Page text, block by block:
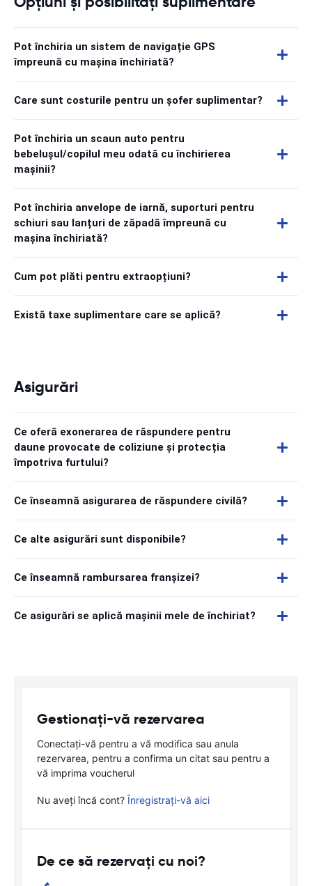
Pot închiria un sistem de navigație GPS
împreună cu mașina închiriată?
Care sunt costurile pentru un șofer suplimentar?
Pot închiria un scaun auto pentru
bebelușul/copilul meu odată cu închirierea
mașinii?
Pot închiria anvelope de iarnă, suporturi pentru
schiuri sau lanțuri de zăpadă împreună cu
mașina închiriată?
Cum pot plăti pentru extraopțiuni?
Există taxe suplimentare care se aplică?
Asigurări
Ce oferă exonerarea de răspundere pentru
daune provocate de coliziune și protecția
împotriva furtului?
Ce înseamnă asigurarea de răspundere civilă?
Ce alte asigurări sunt disponibile?
Ce înseamnă rambursarea franșizei?
Ce asigurări se aplică mașinii mele de închiriat?
Gestionați-vă rezervarea
Conectați-vă pentru a vă modifica sau anula
rezervarea, pentru a confirma un citat sau pentru a
vă imprima voucherul
Nu aveți încă cont? Înregistrați-vă aici
De ce să rezervați cu noi?